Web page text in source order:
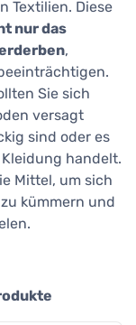
Textilien. Diese
nur das
,
Sie sich
versagt
sind oder es
handelt.
Mittel, um sich
kümmern und